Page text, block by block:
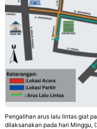
Pengalihan arus lalu lintas giat
dilaksanakan pada hari Minggu,